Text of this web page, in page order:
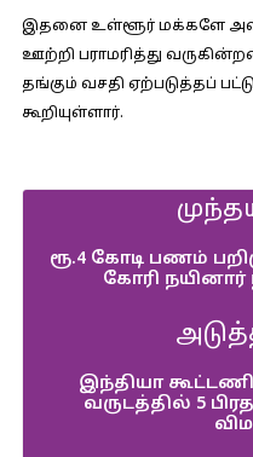
இதனை உள்ளூர் மக்களே
ஊற்றி பராமரித்து
தங்கும் வசதி ஏற்படுத்தப்
கூறியுள்ளார்.
ரூ.4 கோடி பணம்
கோரி நயினார்
இந்தியா
வருடத்தில் 5